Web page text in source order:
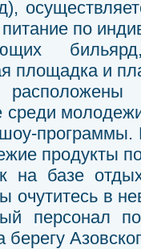
по
площадка и
среди
программы.
продукты
на базе
очутитесь в
персонал